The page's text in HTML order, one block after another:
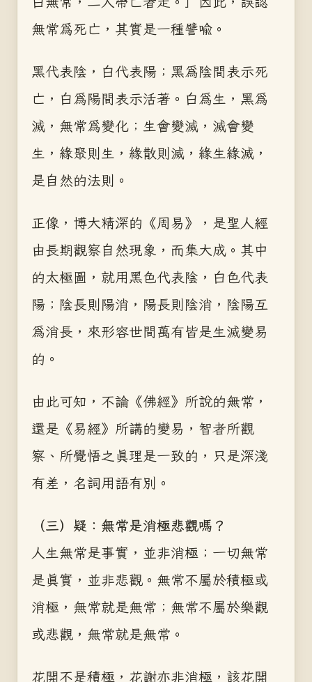
無常為死亡，其實是一種譬喻。
黑代表陰，白代表陽；黑為陰間表示死
亡，白為陽間表示活著。白為生，黑為
滅，無常為變化；生會變滅，滅會變
生，緣聚則生，緣散則滅，緣生緣滅，
是自然的法則。
正像，博大精深的《周易》，是聖人經
由長期觀察自然現象，而集大成。其中
的太極圖，就用黑色代表陰，白色代表
陽；陰長則陽消，陽長則陰消，陰陽互
為消長，來形容世間萬有皆是生滅變易
的。
由此可知，不論《佛經》所說的無常，
還是《易經》所講的變易，智者所觀
察、所覺悟之真理是一致的，只是深淺
有差，名詞用語有別。
（三）疑：無常是消極悲觀嗎？
人生無常是事實，並非消極；一切無常
是真實，並非悲觀。無常不屬於積極或
消極，無常就是無常；無常不屬於樂觀
或悲觀，無常就是無常。
花開不是積極，花謝亦非消極，該花開